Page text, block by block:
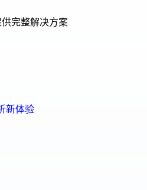
完整解决方案
新体验